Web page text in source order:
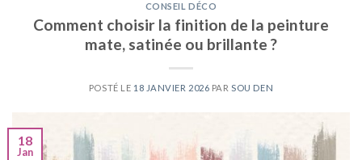
CONSEIL DÉCO
Comment choisir la finition de la peinture
mate, satinée ou brillante ?
POSTÉ LE 18 JANVIER 2026 PAR SOU DEN
18
Jan